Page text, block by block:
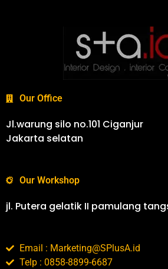
Our Office
Jl.warung silo no.101 Ciganjur
Jakarta selatan
Our Workshop
jl. Putera gelatik II pamulang
Email : Marketing@SPlusA.id
Telp : 0858-8899-6687